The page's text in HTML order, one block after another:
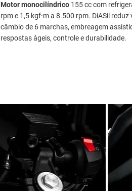
Motor monocilíndrico 155 cc com
rpm e 1,5 kgf·m a 8.500 rpm. DiASil
câmbio de 6 marchas, embreagem
respostas ágeis, controle e durabilidade.